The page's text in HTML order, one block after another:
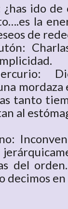
ido
la
de
mordaza
tanto
al
del
decimos